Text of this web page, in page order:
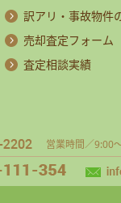
訳アリ・事故物件
売却査定フォーム
査定相談実績
営業時間／9:00